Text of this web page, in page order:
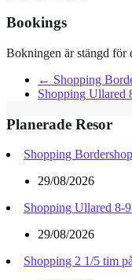
Bookings
Bokningen är stängd för
← Shopping
Shopping Ullared
Planerade Resor
Shopping
29/08/2026
Shopping Ullared 8-
29/08/2026
Shopping 2 1/5 tim